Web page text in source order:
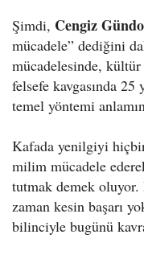
Şimdi, Cengiz
mücadele” dediğini
mücadelesinde, kültür
felsefe kavgasında
temel yöntemi
Kafada yenilgiyi
milim mücadele
tutmak demek
zaman kesin başarı
bilinciyle bugünü